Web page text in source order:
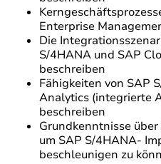
Enterprise
Die
S/4HANA und SAP
beschreiben
Fähigkeiten von SAP
Analytics (integrierte
beschreiben
Grundkenntnisse
um SAP S/4HANA-
beschleunigen zu